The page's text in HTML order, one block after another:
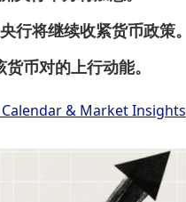
行将继续收紧货币政策。
币对的上行动能。
& Market Insights